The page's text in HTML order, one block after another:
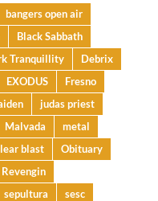
bangers open air
Black Sabbath
Tranquillity
Debrix
EXODUS
Fresno
judas priest
Malvada
metal
blast
Obituary
Revengin
sepultura
sesc